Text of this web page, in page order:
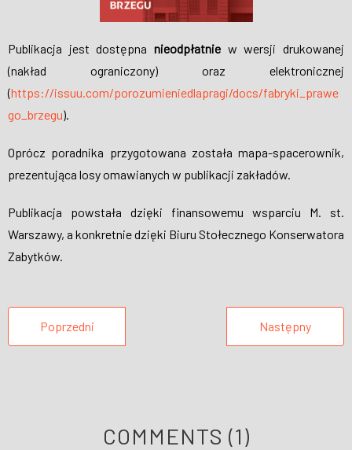
Publikacja jest dostępna nieodpłatnie w wersji drukowanej
(nakład ograniczony) oraz elektronicznej
(https://issuu.com/porozumieniedlapragi/docs/fabryki_prawe
go_brzegu).
Oprócz poradnika przygotowana została mapa-spacerownik,
prezentująca losy omawianych w publikacji zakładów.
Publikacja powstała dzięki finansowemu wsparciu M. st.
Warszawy, a konkretnie dzięki Biuru Stołecznego Konserwatora
Zabytków.
Poprzedni Następny
COMMENTS (1)